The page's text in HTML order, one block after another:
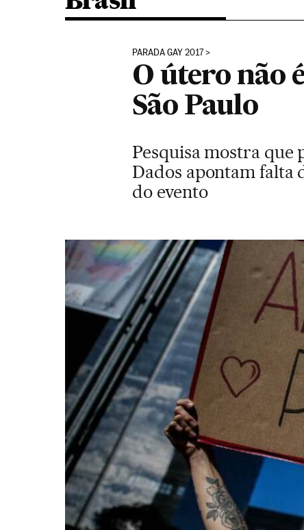
PARADA GAY 2017
O útero não
São Paulo
Pesquisa mostra que
Dados apontam falta
do evento